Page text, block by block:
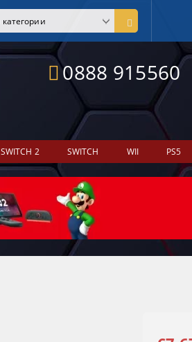
0888 915560
SWITCH 2 SWITCH WII PS5